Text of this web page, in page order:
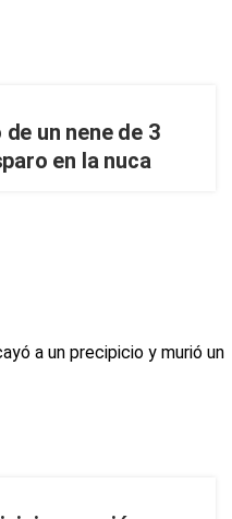
un nene de 3
en la nuca